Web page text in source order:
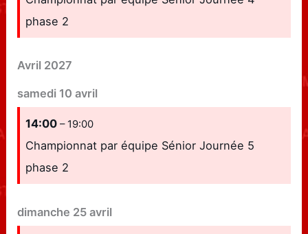
phase 2
Avril 2027
samedi 10 avril
14:00– 19:00
Championnat par équipe Sénior Journée 5
phase 2
dimanche 25 avril